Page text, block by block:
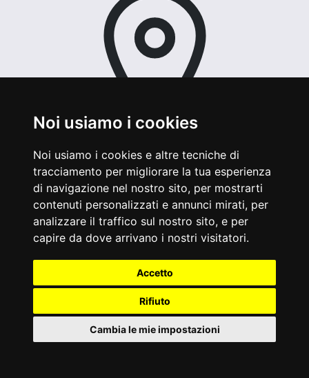
Noi usiamo i cookies
Noi usiamo i cookies e altre tecniche di
tracciamento per migliorare la tua esperienza
di navigazione nel nostro sito, per mostrarti
contenuti personalizzati e annunci mirati, per
analizzare il traffico sul nostro sito, e per
capire da dove arrivano i nostri visitatori.
Accetto
Rifiuto
Cambia le mie impostazioni
Montepetriolo
(PG)
42ª edizione di C'era una Volta...
Montepetriolo, una celebre festa
paesana dove è possibile
degustare i piatti tipici della
tradizione umbra e perugina. Tanti
con spettacoli e musica. "Castello
in cima di una collina pe...